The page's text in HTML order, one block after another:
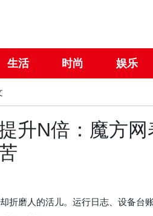
生活 时尚 娱乐
升N倍：魔方
磨人的活儿。运行日志、设备台